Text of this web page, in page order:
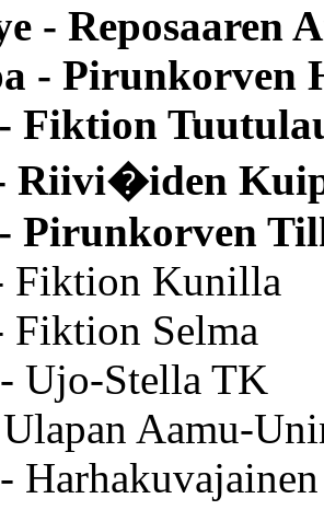
- Reposaaren
- Pirunkorven
Fiktion
Riivi�iden
Pirunkorven
Fiktion Kunilla
Selma
Ujo-Stella TK
Aamu-
Harhakuvajainen